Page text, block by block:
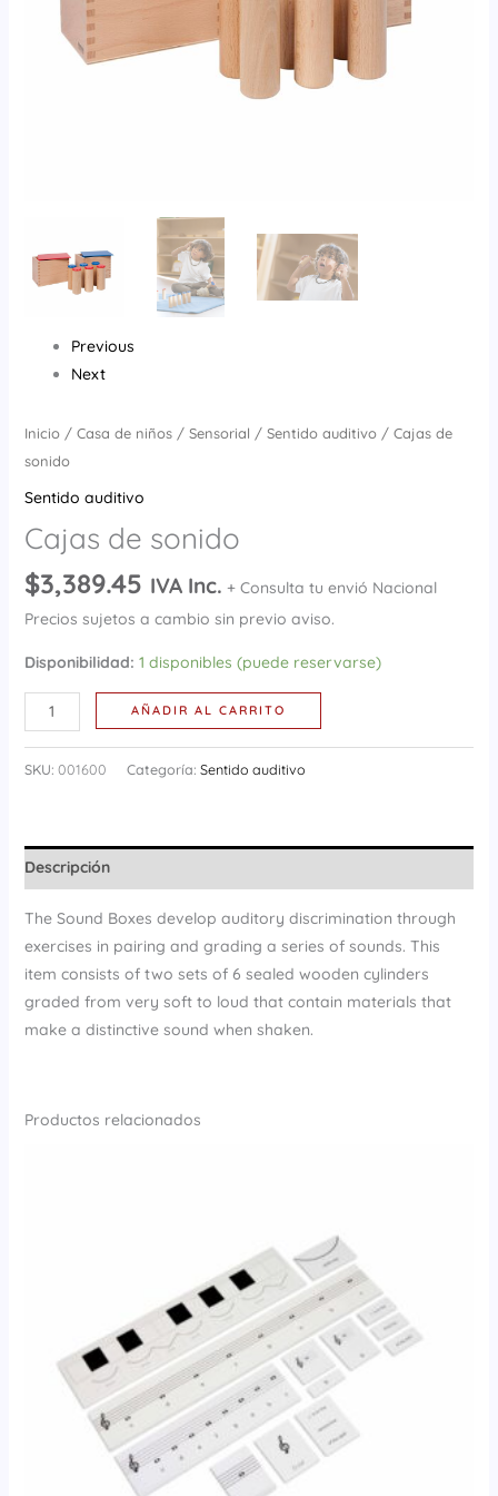
Previous
Next
Inicio/ Casa de niños/ Sensorial / Sentido auditivo/ Cajas de
sonido
Sentido auditivo
Cajas de sonido
$3,389.45 IVA Inc. + Consulta tu envió Nacional
Precios sujetos a cambio sin previo aviso.
Disponibilidad: 1 disponibles (puede reservarse)
AÑADIR AL CARRITO
SKU: 001600 Categoría: Sentido auditivo
Descripción
The Sound Boxes develop auditory discrimination through
exercises in pairing and grading a series of sounds. This
item consists of two sets of 6 sealed wooden cylinders
graded from very soft to loud that contain materials that
make a distinctive sound when shaken.
Productos relacionados